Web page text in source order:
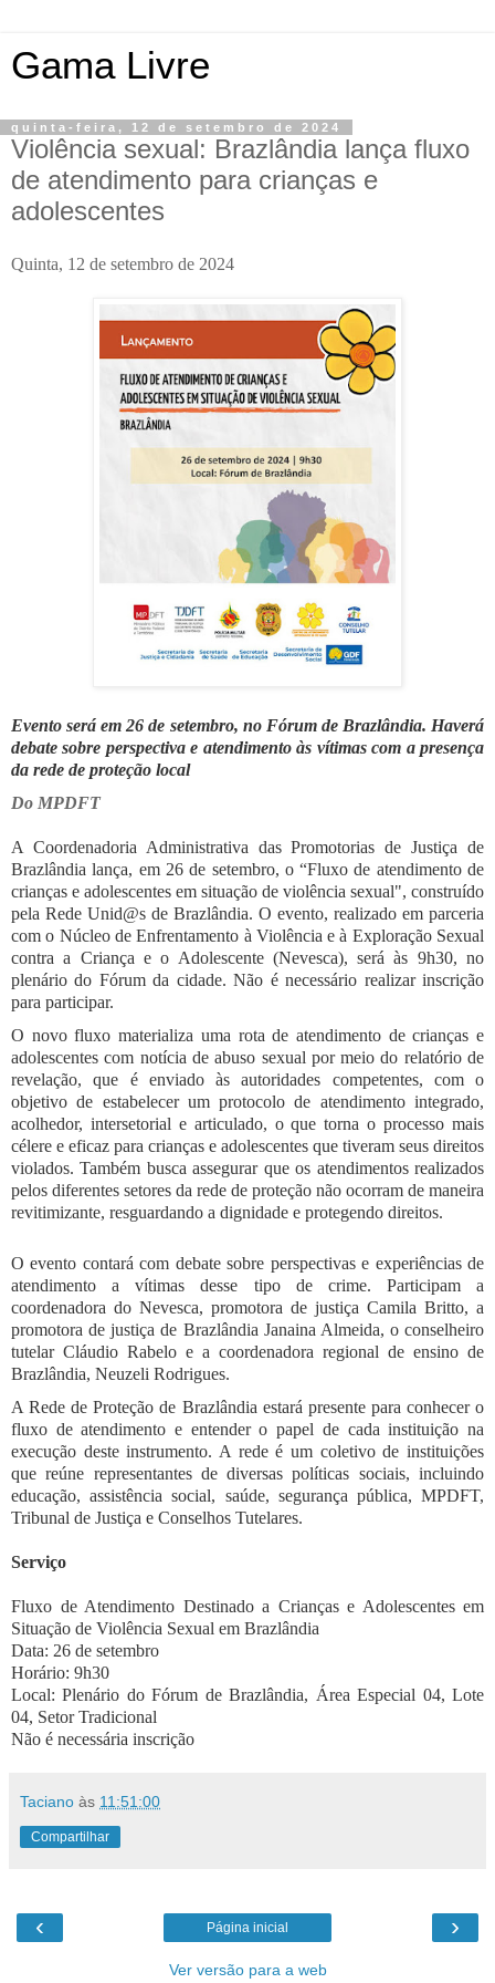
Gama Livre
quinta-feira, 12 de setembro de 2024
Violência sexual: Brazlândia lança fluxo
de atendimento para crianças e
adolescentes
Quinta, 12 de setembro de 2024
Evento será em 26 de setembro, no Fórum de Brazlândia. Haverá
debate sobre perspectiva e atendimento às vítimas com a presença
da rede de proteção local
Do MPDFT
A Coordenadoria Administrativa das Promotorias de Justiça de
Brazlândia lança, em 26 de setembro, o “Fluxo de atendimento de
crianças e adolescentes em situação de violência sexual", construído
pela Rede Unid@s de Brazlândia. O evento, realizado em parceria
com o Núcleo de Enfrentamento à Violência e à Exploração Sexual
contra a Criança e o Adolescente (Nevesca), será às 9h30, no
plenário do Fórum da cidade. Não é necessário realizar inscrição
para participar.
O novo fluxo materializa uma rota de atendimento de crianças e
adolescentes com notícia de abuso sexual por meio do relatório de
revelação, que é enviado às autoridades competentes, com o
objetivo de estabelecer um protocolo de atendimento integrado,
acolhedor, intersetorial e articulado, o que torna o processo mais
célere e eficaz para crianças e adolescentes que tiveram seus direitos
violados. Também busca assegurar que os atendimentos realizados
pelos diferentes setores da rede de proteção não ocorram de maneira
revitimizante, resguardando a dignidade e protegendo direitos.
O evento contará com debate sobre perspectivas e experiências de
atendimento a vítimas desse tipo de crime. Participam a
coordenadora do Nevesca, promotora de justiça Camila Britto, a
promotora de justiça de Brazlândia Janaina Almeida, o conselheiro
tutelar Cláudio Rabelo e a coordenadora regional de ensino de
Brazlândia, Neuzeli Rodrigues.
A Rede de Proteção de Brazlândia estará presente para conhecer o
fluxo de atendimento e entender o papel de cada instituição na
execução deste instrumento. A rede é um coletivo de instituições
que reúne representantes de diversas políticas sociais, incluindo
educação, assistência social, saúde, segurança pública, MPDFT,
Tribunal de Justiça e Conselhos Tutelares.
Serviço
Fluxo de Atendimento Destinado a Crianças e Adolescentes em
Situação de Violência Sexual em Brazlândia
Data: 26 de setembro
Horário: 9h30
Local: Plenário do Fórum de Brazlândia, Área Especial 04, Lote
04, Setor Tradicional
Não é necessária inscrição
Taciano às 11:51:00
Compartilhar
‹ ›
Página inicial
Ver versão para a web